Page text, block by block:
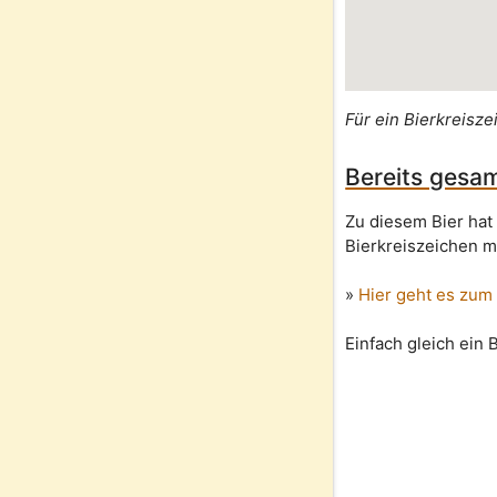
Für ein
Bereits
Zu diesem Bier
Bierkreiszeichen
» Hier geht es
Einfach gleich ein